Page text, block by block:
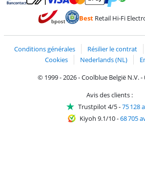
Payer avec Bancontact
Payer avec MasterCard et Visa via
BestRetail Hi-Fi
Conditions générales Résilier le contrat
Cookies
Nederlands (NL)
© 1999 - 2026 - Coolblue België N.V. -
Avis des clients :
Trustpilot 4/5-75 128
Kiyoh 9.1/10-68 705